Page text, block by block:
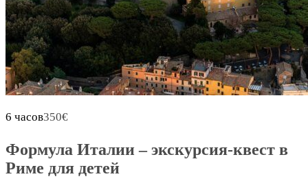
6 часов350€
Формула Италии – экскурсия-квест в
Риме для детей